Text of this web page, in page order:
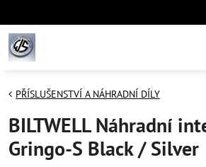
PŘÍSLUŠENSTVÍ A NÁHRADNÍ DÍLY
BILTWELL Náhradní
Gringo-S Black / Silver